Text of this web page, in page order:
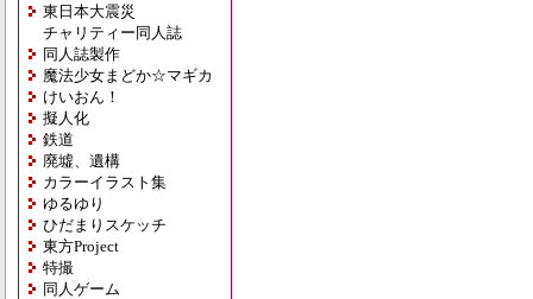
東日本大震災
チャリティー同人誌
同人誌製作
魔法少女まどか☆マギカ
けいおん！
擬人化
鉄道
廃墟、遺構
カラーイラスト集
ゆるゆり
ひだまりスケッチ
東方Project
特撮
同人ゲーム